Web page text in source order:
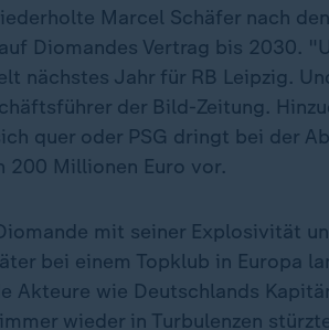
Marcel Schäfer nach
Diomandes Vertrag bis 2030.
nächstes Jahr für RB Leipzig.
der Bild-Zeitung.
quer oder PSG dringt bei der
200 Millionen Euro vor.
mit seiner Explosivität
bei einem Topklub in Europa
Akteure wie Deutschlands
wieder in Turbulenzen